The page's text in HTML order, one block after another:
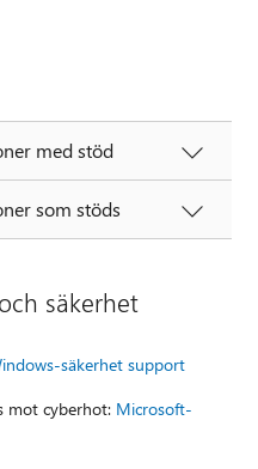
med stöd
som stöds
säkerhet
säkerhet support
mot cyberhot: Microsoft-